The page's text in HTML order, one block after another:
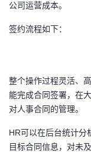
注
验
收
议
公司运营成本。
签约流程如下：
整个操作过程灵活、
能完成合同签署，在
对人事合同的管理。
HR可以在后台统计分
目标合同信息，对未